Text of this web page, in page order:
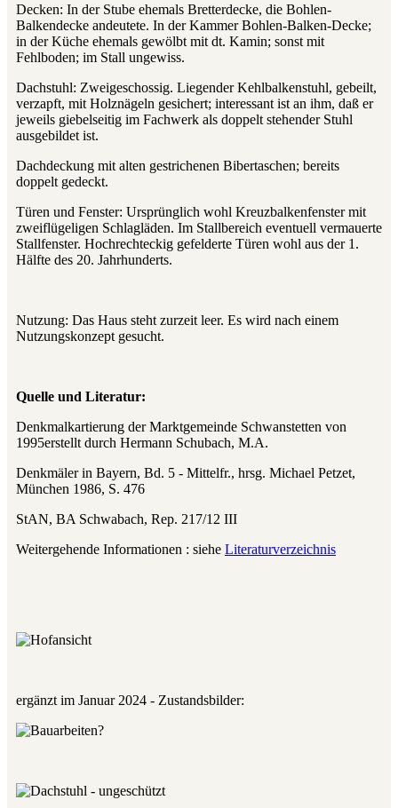
Decken: In der Stube ehemals Bretterdecke, die Bohlen-
Balkendecke andeutete. In der Kammer Bohlen-Balken-Decke;
in der Küche ehemals gewölbt mit dt. Kamin; sonst mit
Fehlboden; im Stall ungewiss.
Dachstuhl: Zweigeschossig. Liegender Kehlbalkenstuhl, gebeilt,
verzapft, mit Holznägeln gesichert; interessant ist an ihm, daß er
jeweils giebelseitig im Fachwerk als doppelt stehender Stuhl
ausgebildet ist.
Dachdeckung mit alten gestrichenen Bibertaschen; bereits
doppelt gedeckt.
Türen und Fenster: Ursprünglich wohl Kreuzbalkenfenster mit
zweiflügeligen Schlagläden. Im Stallbereich eventuell vermauerte
Stallfenster. Hochrechteckig gefelderte Türen wohl aus der 1.
Hälfte des 20. Jahrhunderts.
Nutzung: Das Haus steht zurzeit leer. Es wird nach einem
Nutzungskonzept gesucht.
Quelle und Literatur:
Denkmalkartierung der Marktgemeinde Schwanstetten von
1995erstellt durch Hermann Schubach, M.A.
Denkmäler in Bayern, Bd. 5 - Mittelfr., hrsg. Michael Petzet,
München 1986, S. 476
StAN, BA Schwabach, Rep. 217/12 III
Weitergehende Informationen : siehe Literaturverzeichnis
ergänzt im Januar 2024 - Zustandsbilder: